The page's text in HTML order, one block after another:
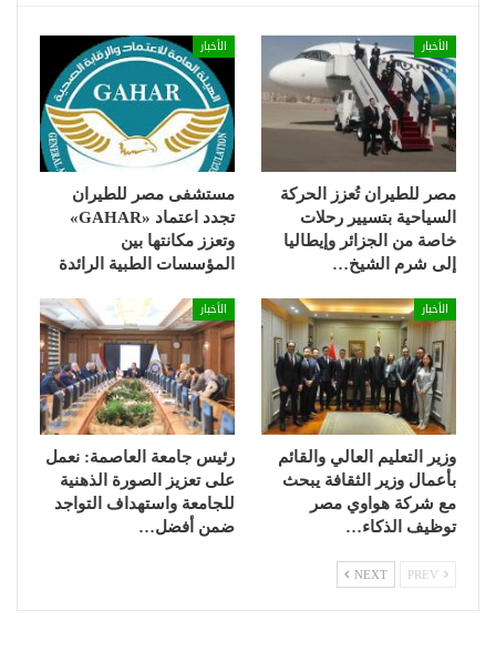
الأخبار
مصر للطيران تُعزز الحركة
السياحية بتسيير رحلات
خاصة من الجزائر وإيطاليا
إلى شرم الشيخ…
الأخبار
مستشفى مصر للطيران
تجدد اعتماد «GAHAR»
وتعزز مكانتها بين
المؤسسات الطبية الرائدة
الأخبار
وزير التعليم العالي والقائم
بأعمال وزير الثقافة يبحث
مع شركة هواوي مصر
توظيف الذكاء…
الأخبار
رئيس جامعة العاصمة: نعمل
على تعزيز الصورة الذهنية
للجامعة واستهداف التواجد
ضمن أفضل…
NEXT